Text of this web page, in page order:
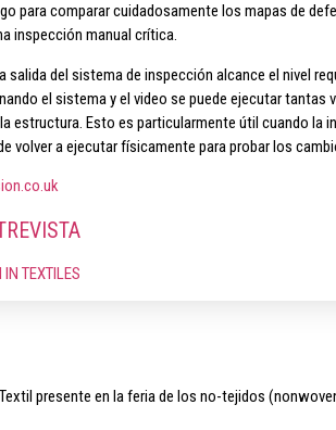
para comparar cuidadosamente los mapas de
inspección manual crítica.
del sistema de inspección alcance el nivel
el sistema y el video se puede ejecutar tantas
estructura. Esto es particularmente útil cuando la
volver a ejecutar físicamente para probar los
TEXTILES